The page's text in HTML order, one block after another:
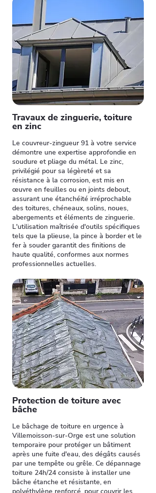
Travaux de zinguerie, toiture
en zinc
Le couvreur-zingueur 91 à votre service
démontre une expertise approfondie en
soudure et pliage du métal. Le zinc,
privilégié pour sa légèreté et sa
résistance à la corrosion, est mis en
œuvre en feuilles ou en joints debout,
assurant une étanchéité irréprochable
des toitures, chéneaux, solins, noues,
abergements et éléments de zinguerie.
L'utilisation maîtrisée d'outils spécifiques
tels que la plieuse, la pince à border et le
fer à souder garantit des finitions de
haute qualité, conformes aux normes
professionnelles actuelles.
Protection de toiture avec
bâche
Le bâchage de toiture en urgence à
Villemoisson-sur-Orge est une solution
temporaire pour protéger un bâtiment
après une fuite d'eau, des dégâts causés
par une tempête ou grêle. Ce dépannage
toiture 24h/24 consiste à installer une
bâche étanche et résistante, en